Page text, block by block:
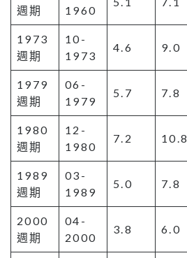
週期 1960
1973
週期
10-
1973
4.6 9.0
1979
週期
06-
1979
5.7 7.8
1980
週期
12-
1980
7.2 10.8
1989
週期
03-
1989
5.0 7.8
2000
週期
04-
2000
3.8 6.0